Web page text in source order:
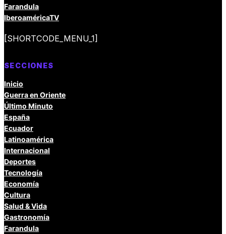
Farandula
IberoaméricaTV
[SHORTCODE_MENU_1]
SECCIONES
Inicio
Guerra en Oriente
Último Minuto
España
Ecuador
Latinoamérica
Internacional
Deportes
Tecnología
Economía
Cultura
Salud & Vida
Gastronomía
Farandula